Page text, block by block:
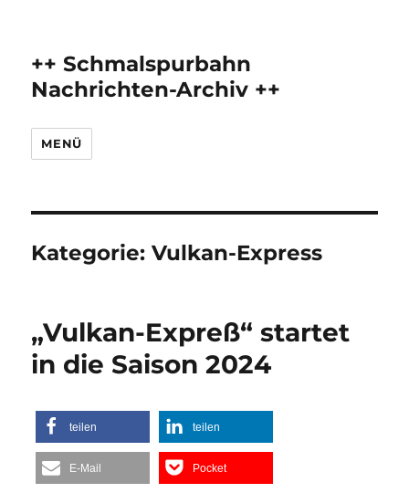
++ Schmalspurbahn
Nachrichten-Archiv ++
MENÜ
Kategorie:Vulkan-Express
„Vulkan-Expreß“ startet
in die Saison 2024
teilen teilen
E-Mail Pocket